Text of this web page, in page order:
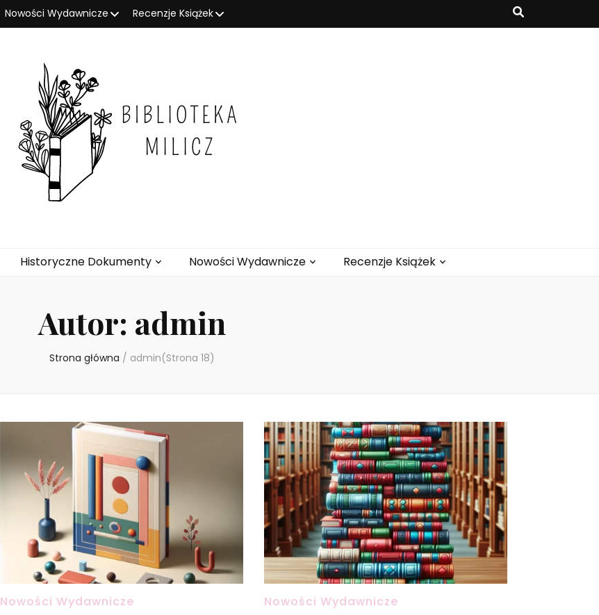
Nowości Wydawnicze Recenzje Książek
Historyczne Dokumenty Nowości Wydawnicze Recenzje Książek
Autor: admin
Strona główna / admin(Strona 18)
Nowości Wydawnicze Nowości Wydawnicze